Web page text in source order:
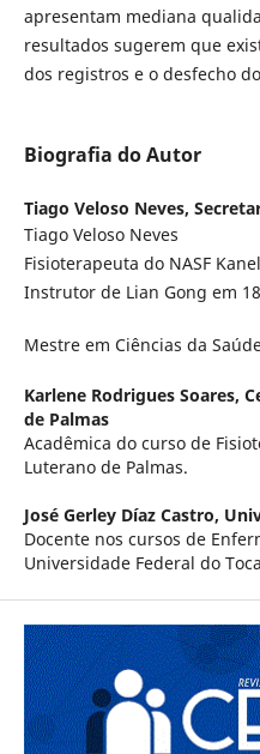
apresentam mediana
resultados sugerem que
dos registros e o desfecho
Biografia do Autor
Tiago Veloso Neves,
Tiago Veloso Neves
Fisioterapeuta do NASF
Instrutor de Lian Gong em
Mestre em Ciências da
Karlene Rodrigues Soares,
de Palmas
Acadêmica do curso de
Luterano de Palmas.
José Gerley Díaz Castro,
Docente nos cursos de
Universidade Federal do